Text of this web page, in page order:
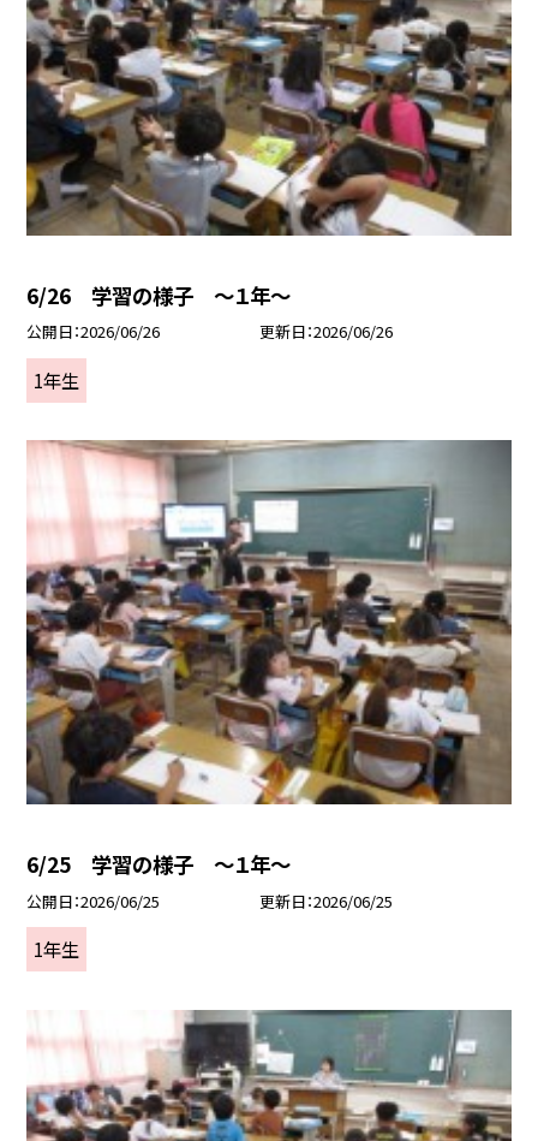
6/26 学習の様子 ～１年～
公開日 2026/06/26 更新日 2026/06/26
1年生
6/25 学習の様子 ～１年～
公開日 2026/06/25 更新日 2026/06/25
1年生